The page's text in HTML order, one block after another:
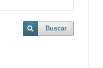
Buscar